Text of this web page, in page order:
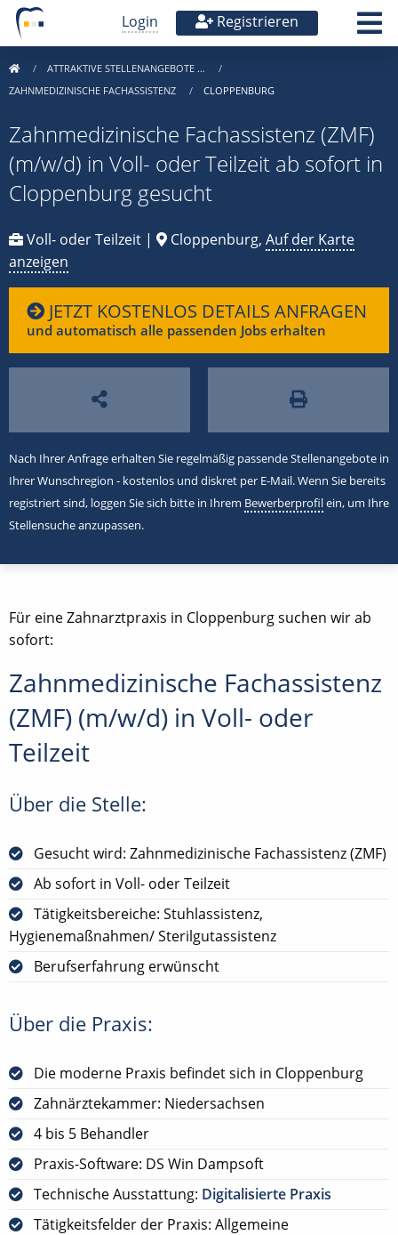
Login Registrieren
ATTRAKTIVE STELLENANGEBOTE …
ZAHNMEDIZINISCHE FACHASSISTENZ
CLOPPENBURG
Zahnmedizinische Fachassistenz (ZMF)
(m/w/d) in Voll- oder Teilzeit ab sofort in
Cloppenburg gesucht
Voll- oder Teilzeit | Cloppenburg, Auf der Karte
anzeigen
JETZT KOSTENLOS DETAILS ANFRAGEN
und automatisch alle passenden Jobs erhalten
Nach Ihrer Anfrage erhalten Sie regelmäßig passende Stellenangebote in
Ihrer Wunschregion - kostenlos und diskret per E-Mail. Wenn Sie bereits
registriert sind, loggen Sie sich bitte in Ihrem Bewerberprofilein, um Ihre
Stellensuche anzupassen.
Für eine Zahnarztpraxis in Cloppenburg suchen wir ab
sofort:
Zahnmedizinische Fachassistenz
(ZMF) (m/w/d) in Voll- oder
Teilzeit
Über die Stelle:
Gesucht wird: Zahnmedizinische Fachassistenz (ZMF)
Ab sofort in Voll- oder Teilzeit
Tätigkeitsbereiche: Stuhlassistenz,
Hygienemaßnahmen/ Sterilgutassistenz
Berufserfahrung erwünscht
Über die Praxis:
Die moderne Praxis befindet sich in Cloppenburg
Zahnärztekammer: Niedersachsen
4 bis 5 Behandler
Praxis-Software: DS Win Dampsoft
Technische Ausstattung: Digitalisierte Praxis
Tätigkeitsfelder der Praxis: Allgemeine